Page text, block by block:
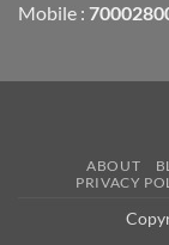
Mobile :
ABOUT
PRIVACY